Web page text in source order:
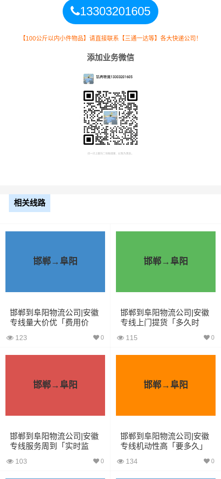
整车运输价格计算方式通常是按单价×公
里，以上报价为市场透明价，仅供参
根据货物类型选择合适车型
4.2米货车 22立方 5吨 4.2×2.4×2.5
5.2米货车 31立方 8吨 5.2×2.4×2.6
6.8米货车 40立方 10吨 6.8×2.4×2.8
9.6米货车 58立方 9.6×2.4×2.5
13303201605
【100公斤以内小件物品】请直接联系【三通一达等】各大快递公司！
添加业务微信
相关线路
邯郸→阜阳
邯郸到阜阳物流公司|安徽
专线量大价优「费用价
123 0
邯郸→阜阳
邯郸到阜阳物流公司|安徽
专线上门提货「多久时
115 0
邯郸→阜阳
邯郸到阜阳物流公司|安徽
专线服务周到「实时监
103 0
邯郸→阜阳
邯郸到阜阳物流公司|安徽
专线机动性高「要多久」
134 0